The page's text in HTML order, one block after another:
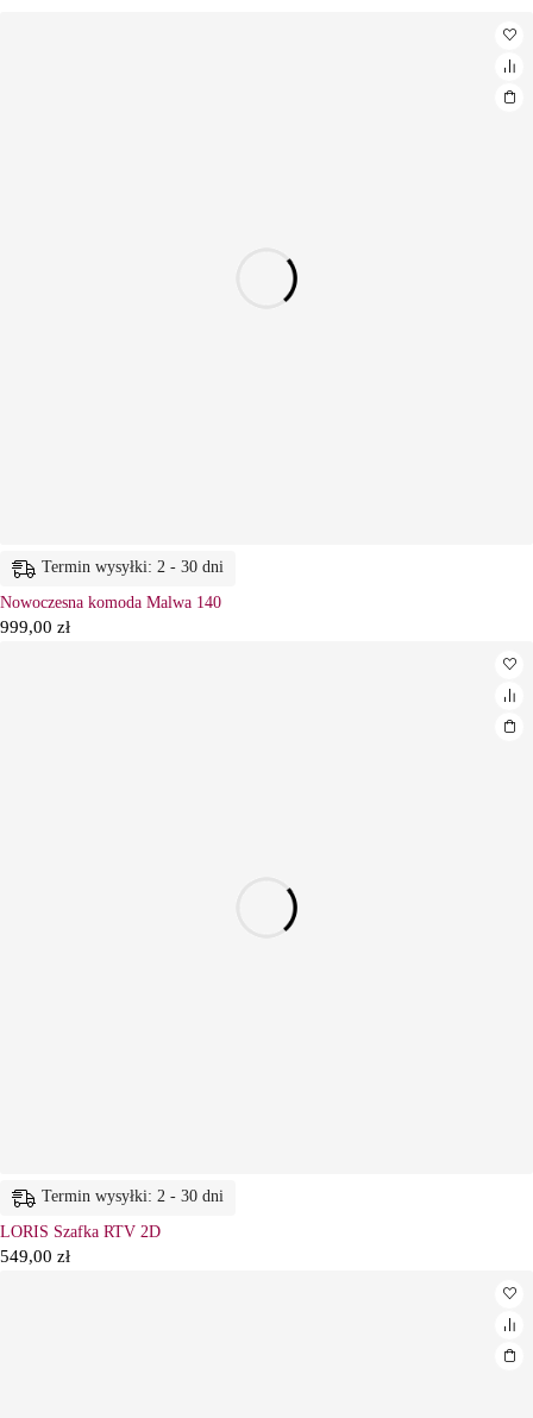
Termin wysyłki: 2 - 30 dni
Nowoczesna komoda Malwa 140
999,00 zł
Termin wysyłki: 2 - 30 dni
LORIS Szafka RTV 2D
549,00 zł